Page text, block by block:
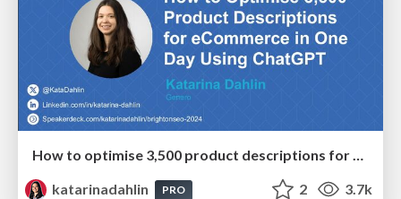
How to optimise 3,500 product descriptions for ecommerce in one day using ChatGPT
katarinadahlin
PRO 2 3.7k